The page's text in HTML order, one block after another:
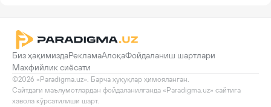
Биз ҳақимиздаРекламаАлоқаФойдаланиш шартлари
Махфийлик сиёсати
©2026 «Paradigma.uz». Барча ҳуқуқлар ҳимояланган.
Сайтдаги маълумотлардан фойдаланилганда «Paradigma.uz» сайтига
хавола кўрсатилиши шарт.